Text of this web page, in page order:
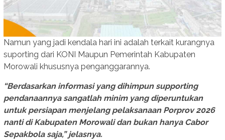
Namun yang jadi kendala hari ini adalah terkait kurangnya
suporting dari KONI Maupun Pemerintah Kabupaten
Morowali khususnya penganggarannya.
“Berdasarkan informasi yang dihimpun supporting
pendanaannya sangatlah minim yang diperuntukan
untuk persiapan menjelang pelaksanaan Porprov 2026
nanti di Kabupaten Morowali dan bukan hanya Cabor
Sepakbola saja,” jelasnya.